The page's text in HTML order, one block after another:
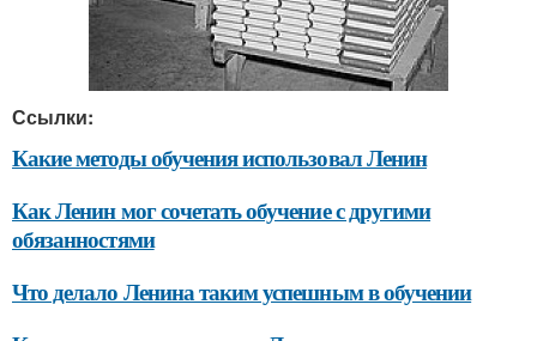
Ссылки:
Какие методы обучения использовал Ленин
Как Ленин мог сочетать обучение с другими
обязанностями
Что делало Ленина таким успешным в обучении